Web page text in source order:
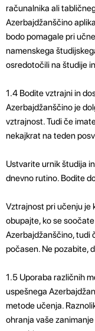
računalnika ali
Azerbajdžanščino
bodo pomagale pri
namenskega
osredotočili na študije
1.4 Bodite vztrajni in
Azerbajdžanščino je
vztrajnost. Tudi če
nekajkrat na teden
Ustvarite urnik študija
dnevno rutino. Bodite
Vztrajnost pri učenju je
obupajte, ko se
Azerbajdžanščino, tudi
počasen. Ne pozabite,
1.5 Uporaba različnih
uspešnega
metode učenja.
ohranja vaše